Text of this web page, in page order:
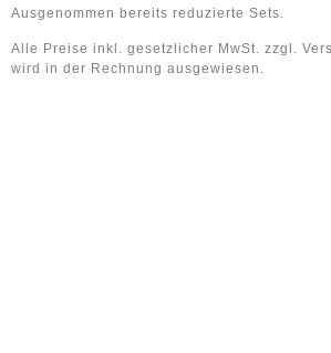
Ausgenommen bereits reduzierte Sets.
Alle Preise inkl. gesetzlicher MwSt. zzgl.
wird in der Rechnung ausgewiesen.